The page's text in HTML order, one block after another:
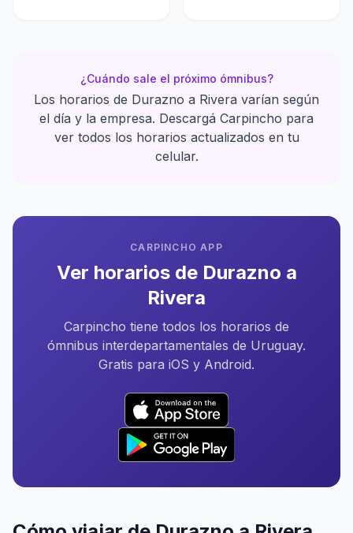
¿Cuándo sale el próximo ómnibus?
Los horarios de Durazno a Rivera varían según
el día y la empresa. Descargá Carpincho para
ver todos los horarios actualizados en tu
celular.
CARPINCHO APP
Ver horarios de Durazno a
Rivera
Carpincho tiene todos los horarios de
ómnibus interdepartamentales de Uruguay.
Gratis para iOS y Android.